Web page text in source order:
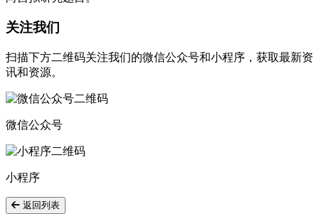
关注我们
扫描下方二维码关注我们的微信公众号和小程序，获取最新资
讯和资源。
微信公众号
小程序
返回列表